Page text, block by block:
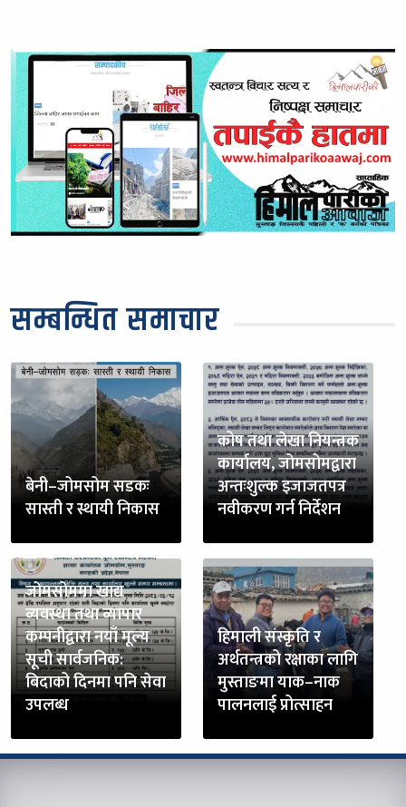
सम्बन्धित समाचार
बेनी–जोमसोम सडकः
सास्ती र स्थायी निकास
कोष तथा लेखा नियन्त्रक
कार्यालय, जोमसोमद्वारा
अन्तःशुल्क इजाजतपत्र
नवीकरण गर्न निर्देशन
जोमसोममा खाद्य
व्यवस्था तथा व्यापार
कम्पनीद्वारा नयाँ मूल्य
सूची सार्वजनिक:
बिदाको दिनमा पनि सेवा
उपलब्ध
हिमाली संस्कृति र
अर्थतन्त्रको रक्षाका लागि
मुस्ताङमा याक–नाक
पालनलाई प्रोत्साहन